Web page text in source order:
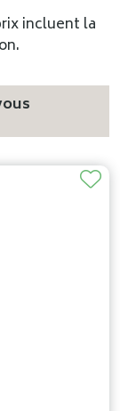
incluent la